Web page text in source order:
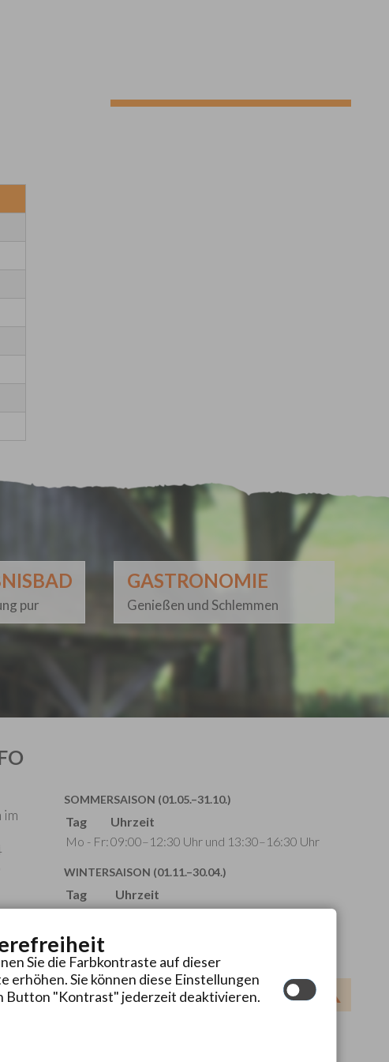
pur
GASTRONOMIE
Genießen und Schlemmen
SOMMERSAISON (01.05.–31.10.)
Tag
Uhrzeit
Mo - Fr:09:00–12:30 Uhr und 13:30–16:30 Uhr
WINTERSAISON (01.11.–30.04.)
Tag
Uhrzeit
Mo - Fr: 09:00–12:30 Uhr
Mo - Do:
Sie die Farbkontraste auf dieser
erhöhen. Sie können diese Einstellungen
Button "Kontrast" jederzeit deaktivieren.